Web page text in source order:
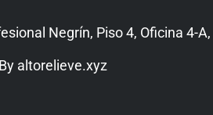
Negrín, Piso 4, Oficina 4-A,
altorelieve.xyz